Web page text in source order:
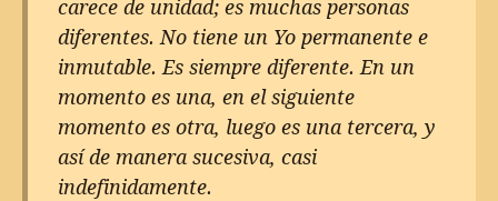
carece de unidad; es muchas personas
diferentes. No tiene un Yo permanente e
inmutable. Es siempre diferente. En un
momento es una, en el siguiente
momento es otra, luego es una tercera, y
así de manera sucesiva, casi
indefinidamente.